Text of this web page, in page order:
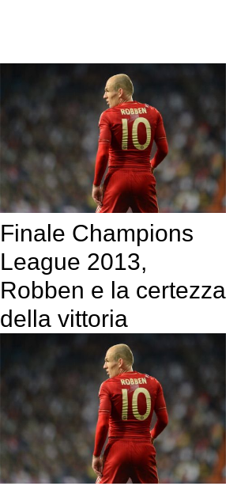
Finale Champions
League 2013,
Robben e la certezza
della vittoria